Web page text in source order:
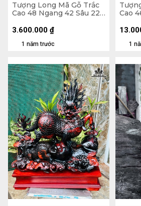
Tượng Long Mã Gỗ Trắc
Cao 48 Ngang 42 Sâu 22
1 năm trước
3.600.000 ₫
Cao
1